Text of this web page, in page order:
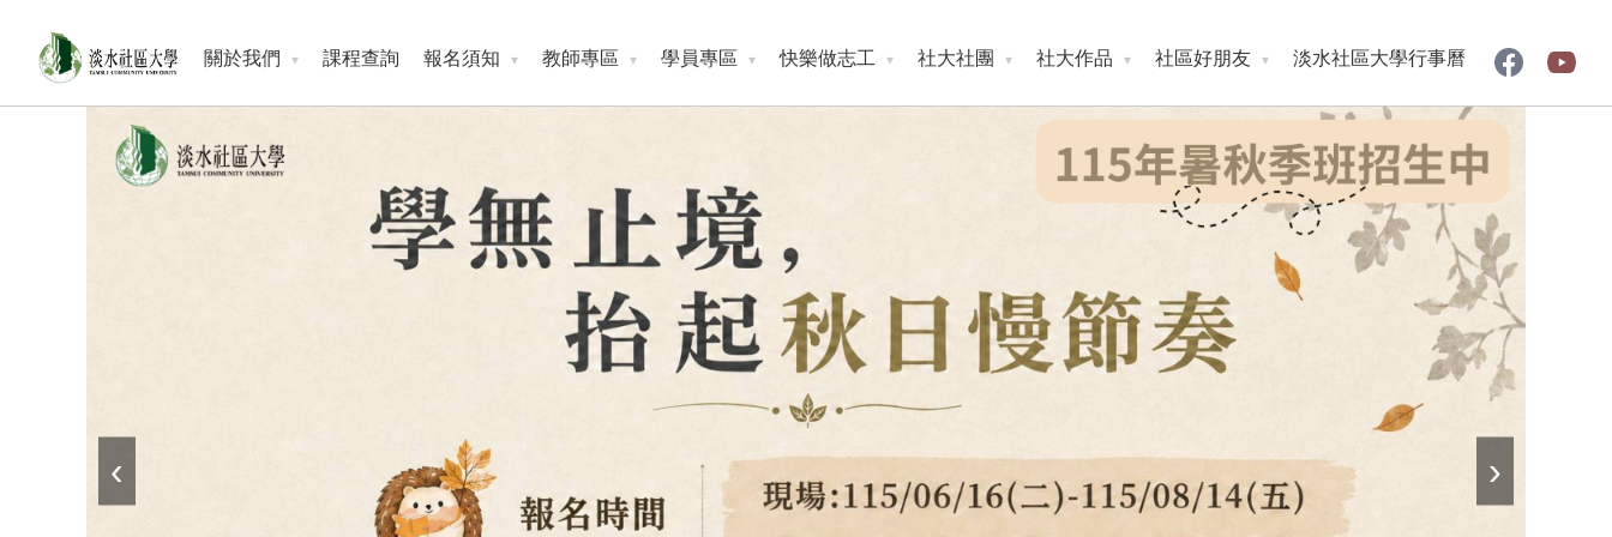
關於我們 課程查詢 報名須知 教師專區 學員專區 快樂做志工 社大社團 社大作品 社區好朋友 淡水社區大學行事曆
‹ ›